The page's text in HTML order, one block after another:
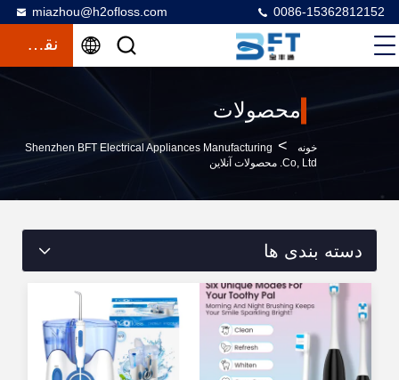
miazhou@h2ofloss.com 0086-15362812152
نقل قول
محصولات
خونه >
Shenzhen BFT Electrical Appliances Manufacturing
Co, Ltd. محصولات آنلاین
دسته بندی ها